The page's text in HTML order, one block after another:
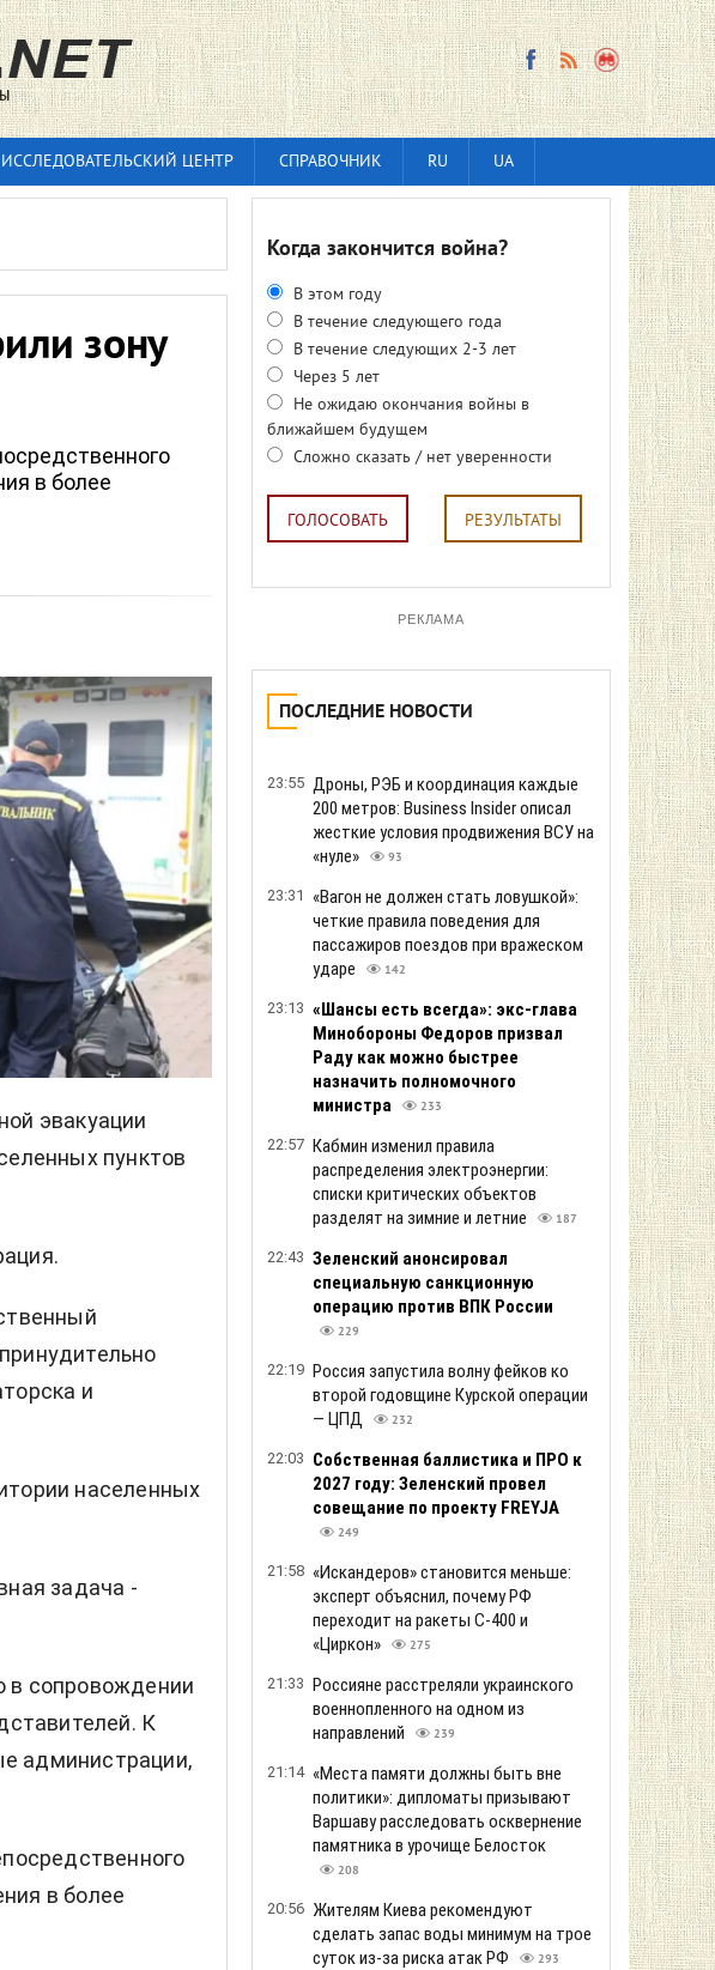
ИССЛЕДОВАТЕЛЬСКИЙ ЦЕНТР СПРАВОЧНИК RU UA
зону
в более
эвакуации
пунктов
и
населенных
задача -
в сопровождении
К
администрации,
в более
Когда закончится война?
В этом году
В течение следующего года
В течение следующих 2-3 лет
Через 5 лет
Не ожидаю окончания войны в
ближайшем будущем
Сложно сказать / нет уверенности
ГОЛОСОВАТЬ РЕЗУЛЬТАТЫ
РЕКЛАМА
ПОСЛЕДНИЕ НОВОСТИ
23:55 Дроны, РЭБ и координация каждые
200 метров: Business Insider описал
жесткие условия продвижения ВСУ на
«нуле»
93
23:31
«Вагон не должен стать ловушкой»:
четкие правила поведения для
пассажиров поездов при вражеском
ударе
142
23:13 «Шансы есть всегда»: экс-глава
Минобороны Федоров призвал
Раду как можно быстрее
назначить полномочного
министра
233
22:57 Кабмин изменил правила
распределения электроэнергии:
списки критических объектов
разделят на зимние и летние
187
22:43 Зеленский анонсировал
специальную санкционную
операцию против ВПК России
229
22:19 Россия запустила волну фейков ко
второй годовщине Курской операции
— ЦПД
232
22:03 Собственная баллистика и ПРО к
2027 году: Зеленский провел
совещание по проекту FREYJA
249
21:58 «Искандеров» становится меньше:
эксперт объяснил, почему РФ
переходит на ракеты С-400 и
«Циркон»
275
21:33 Россияне расстреляли украинского
военнопленного на одном из
направлений
239
21:14 «Места памяти должны быть вне
политики»: дипломаты призывают
Варшаву расследовать осквернение
памятника в урочище Белосток
208
20:56 Жителям Киева рекомендуют
сделать запас воды минимум на трое
суток из-за риска атак РФ
293